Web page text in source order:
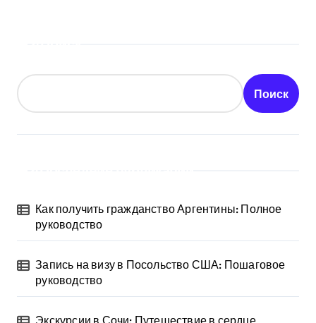
Поиск
Как получить гражданство Аргентины: Полное
руководство
Запись на визу в Посольство США: Пошаговое
руководство
Экскурсии в Сочи: Путешествие в сердце